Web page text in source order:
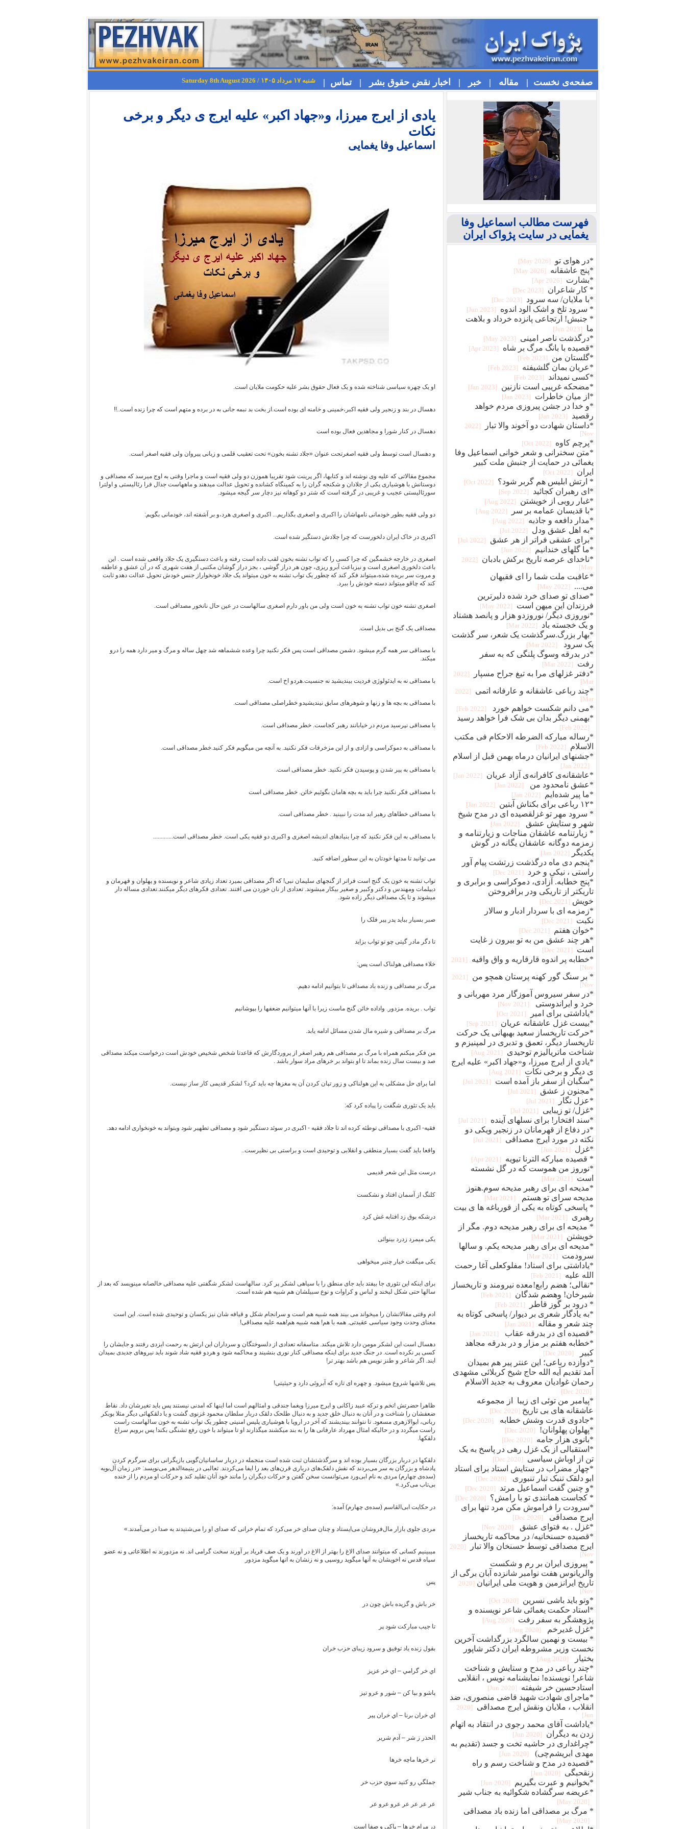
صفحه‌ی نخست | مقاله | خبر | اخبار نقض حقوق بشر | تماس | شنبه ۱۷ مرداد ۱۴۰۵ / Saturday 8th August 2026
یادی از ایرج میرزا، و«جهاد اکبر» علیه ایرج ی دیگر و برخی
نکات
اسماعیل وفا یغمایی
او یک چهره سیاسی شناخته شده و یک فعال حقوق بشر علیه حکومت ملایان است.
دهسال در بند و زنجیر ولی فقیه اکبر،خمینی و خامنه ای بوده است.از بخت بد نبمه جانی به در برده و متهم است که چرا زنده است..!!
دهسال در کنار شورا و مجاهدین فعال بوده است
و دهسال است توسط ولی فقیه اصغرتحت عنوان «جلاد تشنه بخون» تحت تعقیب قلمی و زبانی پیروان ولی فقیه اصغر است.
مجموع مقالاتی که علیه وی نوشته اند و کتابها، اگر پرینت شود تقریبا هموزن دو ولی فقیه است و ماجرا وقتی به اوج میرسد که مصداقی و
دوستانش با هوشیاری یکی از جلادان و شکنجه گران را به کمینگاه کشانده و تحویل عدالت میدهند ‍و ماههاست جدال فرا رئالیستی و اولترا
سورئالیستی عجیب و غریبی در گرفته است که شتر دو کوهانه نیز دچار سر گیجه میشود.
دو ولی فقیه بطور خودمانی نامهاشان را اکبری و اصغری بگذاریم... اکبری و اصغری هرد،و بر آشفته اند، خودمانی بگویم:
اکبری در خاک ایران دلخورست که چرا جلادش دستگیر شده است.
اصغری در خارجه خشمگین که چرا کسی را که تواب تشنه بخون لقب داده است رفته و باعث دستگیری یک جلاد واقعی شده است . این
باعث دلخوری اصغری است و نیزباعث آبرو ریزی، چون هر دراز گوشی ، بجز دراز گوشان مکتبی از هفت شهری که در آن عشق و عاطفه
و مروت سر بریده شده،میتواند فکر کند که چطور یک تواب تشنه به خون میتواند یک جلاد خونخواراز جنس خودش تحویل عدالت دهدو ثابت
کند که چاقو میتواند دسته خودش را ببرد.
اصغری تشنه خون تواب تشنه به خون است ولی من باور دارم اصغری سالهاست در عین حال نانخور مصداقی است.
مصداقی یک گنج بی بدیل است.
با مصداقی سر همه گرم میشود. دشمن مصداقی است پس فکر نکنید چرا وعده ششماهه شد چهل ساله و مرگ و میر دارد همه را درو
میکند.
با مصداقی نه به ایدئولوژی فردیت بیندیشید نه جنسیت.هردو اخ است.
با مصداقی به بچه ها و زنها و شوهرهای سابق نیندیشیدو خطراصلی مصداقی است.
با مصداقی نپرسید مردم در خیابانند رهبر کجاست. خطر مصداقی است.
با مصداقی به دموکراسی و ازادی و از این مزخرفات فکر نکنید. به آنچه من میگویم فکر کنید.خطر مصداقی است.
با مصداقی به پیر شدن و پوسیدن فکر نکنید. خطر مصداقی است.
با مصداقی فکر نکنید چرا باید به بچه هامان بگوئیم خائن. خطر مصداقی است
با مصداقی خطاهای رهبر ابد مدت را نبینید . خطر مصداقی است.
با مصداقی به این فکر نکنید که چرا بنیادهای اندیشه اصغری و اکبری دو فقیه یکی است. خطر مصداقی است.............
می توانید تا مدتها خودتان به این سطور اضافه کنید.
تواب تشنه به خون یک گنج است فراتر از گنجهای سلیمان نبی! که اگر مصداقی بمیرد تعداد زیادی شاعر و نویسنده و پهلوان و قهرمان و
دیپلمات ومهندس و دکتر وکبیر و صغیر بیکار میشوند. تعدادی از نان خوردن می افتند. تعدادی فکرهای دیگر میکنند.تعدادی مساله دار
میشوند و تا یک مصداقی دیگر زاده شود.
صبر بسیار بباید پدر پیر فلک را
تا دگر مادر گیتی چو تو تواب بزاید
خلاء مصداقی هولناک است پس:
مرگ بر مصداقی و زنده باد مصداقی تا بتوانیم ادامه دهیم.
تواب . بریده. مزدور. واداده خائن گنج ماست زیرا با آنها میتوانیم ضعفها را بپوشانیم
مرگ بر مصداقی و شیره مال شدن مسائل ادامه یابد.
من فکر میکنم همراه با مرگ بر مصداقی هم رهبر اصغر از پروردگارش که قاعدتا شخص شخیص خودش است درخواست میکند مصداقی
صد و بیست سال زنده بماند تا او بتواند بر خرهای مراد سوار باشد .
اما برای حل مشکلی به این هولناکی و زور تپان کردن آن به مغزها چه باید کرد؟ لشکر قدیمی کار ساز نیست.
باید یک تئوری شگفت را پیاده کرد که:
فقیه- اکبری با مصداقی توطئه کرده اند تا جلاد فقیه - اکبری در سوئد دستگیر شود و مصداقی تطهیر شود وبتواند به خونخواری ادامه دهد.
واقعا باید گفت بسیار منطقی و انقلابی و توحیدی است و براستی بی نظیرست..
درست مثل این شعر قدیمی
کلنگ از آسمان افتاد و نشکست
درشکه بوق زد افتابه غش کرد
یکی میمرد زدرد بینوائی
یکی میگفت خیار چنبر میخواهی
برای اینکه این تئوری جا بیفتد باید جای منطق را با سیاهی لشکر پر کرد. سالهاست لشکر شگفتی علیه مصداقی خالصانه مینویسد که بعد از
سالها حتی شکل لبخند و لباس و کراوات و نوع سبیلشان هم شبیه هم شده است.
ادم وقتی مقالاتشان را میخواند می بیند همه شبیه هم است و سرانجام شکل و قیافه شان نیز یکسان و توحیدی شده است. این است
معنای وحدت وجود سیاسی عقیدتی. همه با هم! همه شبیه هم!همه علیه مصداقی!
دهسال است این لشکر مومن دارد تلاش میکند. متاسفانه تعدادی از دلسوختگان و سرداران این ارتش به رحمت ایزدی رفتند و جایشان را
کسی پر نکرده است. در جنگ جدید برای اینکه مصداقی کنار نوری بنشیند و محاکمه شود و هردو فقیه شاد شوند باید نیروهای جدیدی بمیدان
ایند. اگر شاعر و طنز نویس هم باشد بهتر تر!
پس تلاشها شروع میشود. و چهره ای تازه که آبروئی دارد و حیثیتی!
ظاهرا حضرتش !تخم و ترکه عبید زاکانی و ایرج میرزا ویغما جندقی و امثالهم است اما اینها که امدنی نیستند پس باید تغیرشان داد. نقاط
ضعفشان را شناخت و در آنان به دنبال خلق جدید و به دنبال طلحک دلقک دربار سلطان محمود غزنوی گشت و یا دلقکهائی دیگر مثلا بوبکر
ربانی، ابوالازهری مسعود. تا نتوانند بیندیشند که آخر در اروپا با هوشیاری پلیس امنیتی چطور یک تواب تشنه به خون سالهاست راست
راست میگردد و در حالیکه امثال مهرداد عارفانی ها را به بند میکشند میگذارند او تا میتواند با خون رفع تشنگی بکند! پس برویم سراغ
دلقکها.
دلقکها در دربار بزرگان بسیار بوده اند و سرگذشتشان ثبت شده است منجمله در دربار ساسانیان‌گویی بازیگرانی برای سرگرم کردن
پادشاه و بزرگان به سر می‌بردند که نقش دلقک‌های درباری قرن‌های بعد را ایفا می‌کردند. ثعالبی در یتیمةالدهر می‌نویسد: «در زمان آل‌بویه
(سده‌ی چهارم) مردی به نام ابی‌ورد می‌توانست سخن گفتن و حرکات دیگران را مانند خود آنان تقلید کند و حرکات او مردم را از خنده
بی‌تاب می‌کرد.»
در حکایت ابی‌القاسم (سده‌ی چهارم) آمده:
مردی جلوی بازار مال‌فروشان می‌ایستاد و چنان صدای خر می‌کرد که تمام خرانی که صدای او را می‌شنیدند به صدا در می‌آمدند.»
میبینیم کسانی که میتوانند صدای الاغ را بهتر از الاغ در اورند و یک صف فریاد بر آورند سخت گرامی اند. نه مزدورند نه اطلاعاتی و نه عضو
سپاه قدس نه اخویشان به آنها میگوید روسپی و نه زنشان به انها میگوید مزدور
پس
خر باش و گزیده باش چون در
تا جیب مبارکت شود پر
بقول زنده یاد توفیق و سرود زیبای حزب خران
اي خر گرامي – اي خر عزيز
پاشو و بپا كن – شور و عرو تيز
اي خران برنا – اي خران پير
الحذر ز شر – آدم شرير
نر خرها ماچه خرها
جملگي رو كنيد سوي حزب خر
عر عر عر عر عرو عرو عر
در مرام خرها – پاكي و صفا است
فهرست مطالب اسماعیل وفا
یغمایی در سایت پژواک ایران
*در هوای تو [2026 May]
*پنج عاشقانه [2026 May]
*بشارت [2026 Apr]
* کار شاعران [2023 Dec]
*با ملایان/ سه سرود [2023 Dec]
* سرود تلخ و اشک الود اندوه [2023 Jun]
* جنبش! ارتجاعی پانزده خرداد و بلاهت
ما
[2023 Jun]
*درگذشت ناصر امینی [2023 May]
*قصیده با بانگ مرگ بر شاه [2023 Apr]
*گلستان من [2023 Feb]
*عریان بمان گلشیفته [2023 Feb]
*کسی نمیداند [2023 Feb]
*مضحکه غریبی است نازنین [2023 Jan]
*از میان خاطرات [2023 Jan]
*و خدا در جشن پیروزی مردم خواهد
رقصید
[2023 Jan]
*داستان شهادت دو آخوند والا تبار
[2022
Nov]
*پرچم کاوه [2022 Oct]
*متن سخنرانی و شعر خوانی اسماعیل وفا
یغمائی در حمایت از جنبش ملت کبیر
ایران
[2022 Oct]
* ارتش ابلیس هم گربر شود؟ [2022 Oct]
*ای رهبران کجائید [2022 Sep]
*غبار روبی از خویشتن [2022 Aug]
*با قدیسان عمامه بر سر [2022 Aug]
*مدار دافعه و جاذبه [2022 Aug]
*به اهل عشق ودل [2022 Jul]
*برای عشقی فراتر از هر عشق [2022 Jul]
*ما گلهای خندانیم [2022 Jun]
*ناخدای عرصه تاریخ برکش بادبان
[2022
May]
*عاقبت ملت شما را ای فقیهان
می....
[2022 May]
*صدای تو صدای خرد شده دلیرترین
فرزندان این میهن است
[2022 May]
*نوروزی دیگر/ نوروزدو هزار و پانصد هشتاد
و یک خجسته باد
[2022 Mar]
*بهار بزرگ.سرگذشت یک شعر، سر گذشت
یک سرود
[2022 Mar]
*در بدرقه وسوگ پلنگی که به سفر
رفت
[2022 Mar]
*دفتر غزلهای مرا به تیغ جراح مسپار
[2022
Mar]
*چند رباعی عاشقانه و عارفانه اتمی
[2022
Mar]
*می دانم شکست خواهم خورد [2022 Feb]
*بهمنی دیگر بدان بی شک فرا خواهد رسید
[2022 Feb]
*رساله مبارکه الضرطه الاحکام فی مکتب
الاسلام
[2022 Feb]
*جشنهای ایرانیان درماه بهمن قبل از اسلام
[2022 Jan]
*عاشقانه‌ی کافرانه‌ی آزاد عریان [2022 Jan]
*عشق نامحدود من [2022 Jan]
*ما پیر شده‌ایم [2022 Jan]
*۱۲ رباعی برای بکتاش آبتین [2022 Jan]
* سرود مهر تو غزلقصیده ای در مدح شیخ
شهر و ستایش عشق
[2022 Jan]
* زیارتنامه عاشقان مناجات و زیارتنامه و
زمزمه دوگانه عاشقان یگانه در گوش
یکدیگر
[2022 Jan]
*پنجم دی ماه درگذشت زرتشت پیام آور
راستی ، نیکی و خرد
[2021 Dec]
*پنج خطابه. آزادی، دموکراسی و برابری و
تاریکتر از تاریکی ودر برافروختن
خویش [2021 Dec]
*زمزمه ای با سردار ادبار و سالار
نکبت
[2021 Dec]
*خوان هفتم [2021 Dec]
*هر چند عشق من به تو بیرون ز غایت
است
[2021 Dec]
*خطابه پر اندوه قارقاریه و واق واقیه
[2021
Nov]
* بر سنگ گور کهنه پرستان همچو من
[2021
Nov]
*در سفر سیروس آموزگار مرد مهربانی و
خرد و ایراندوستی
[2021 Nov]
*یاداشتی برای امیر [2021 Oct]
*بیست غزل عاشقانه عریان [2021 Sep]
*حرکت تاریخساز سعید بهبهانی یک حرکت
تاریخساز دیگر، تعمق و تدبری در لمپنیزم و
شناخت ماتریالیزم توحیدی
[2021 Aug]
*یادی از ایرج میرزا، و«جهاد اکبر» علیه ایرج
ی دیگر و برخی نکات
[2021 Aug]
*سگبان از سفر باز آمده است [2021 Jul]
*مجنون ز عشق [2021 Jul]
*عزل نگار [2021 Jul]
*غزل/ تو زیبایی [2021 Jul]
*سند افتخار! برای نسلهای آینده [2021 Jul]
*در دفاع از قهرمانان در زنجیر ویکی دو
نکته در مورد ایرج مصداقی
[2021 Jul]
*غزل [2021 Jun]
* قصیده مبارکه الترنا تیویه [2021 Apr]
*نوروز من هموست که در گل نشسته
است
[2021 Mar]
*مدیحه ای برای رهبر مدیحه سوم.هنوز
مدیحه سرای تو هستم
[2021 Mar]
* پاسخی کوتاه به یکی از قورباغه ها ی بیت
رهبری
[2021 Mar]
* مدیحه ای برای رهبر مدیحه دوم. مگر از
خویشتن
[2021 Mar]
*مدیحه ای برای رهبر مدیحه یکم. و سالها
سرودمت
[2021 Mar]
*یاداشتی برای استاد! مفلوکعلی آغا رحمت
الله علیه
[2021 Feb]
*نقالی؛ هضم رابع!معده نیرومند و تاریخساز
شیرخان! وهضم شدگان
[2021 Feb]
* درود بر گوز قاطر [2021 Feb]
*به یادگار شعری بر دیوار/ پاسخی کوتاه به
چند شعر و مقاله
[2021 Jan]
*قصیده ای در بدرقه عقاب [2021 Jan]
*خطابه هفتم بر مزار و در بدرقه مجاهد
کبیر
[2020 Dec]
*دوازده رباعی؛ این عنتر پیر هم بمیدان
آمد تقدیم آیه الله حاج شیخ کربلائی مشهدی
رحمان غوادیان معروف به جدید الاسلام
[2020 Dec]
*پیامبر من توئی ای زیبا از مجموعه
عاشقانه های بی تاریخ [2020 Dec]
*جادوی قدرت وشش خطابه [2020 Dec]
*پهلوان پهلوانان! [2020 Dec]
*بانوی هزار جامه [2020 Dec]
*استقبالی از یک غزل رهی در پاسخ به یک
تن از اوباش سیاسی
[2020 Dec]
*چهار مضراب در ستایش استاد برای استاد
ابو دلقک تنبک تبار تنبوری
[2020 Dec]
*و چنین گفت اسماعیل مرتد [2020 Dec]
* کجاست همانندی تو با رامش؟ [2020 Dec]
*سرودت را فراموش مکن مرد تنها برای
ایرج مصداقی
[2020 Dec]
*غزل . به فتوای عشق [2020 Nov]
*قصیده حسنخانیه/ در محاکمه تاریخساز
ایرج مصداقی توسط حسنخان والا تبار
[2020
Nov]
* پیروزی ایران بر رم و شکست
والریانوس هفت نوامبر شانزده آبان برگی از
تاریخ ایرانزمین و هویت ملی ایرانیان
[2020
Nov]
*وتو باید باشی نسرین [2020 Oct]
*استاد حکمت یغمائی شاعر نویسنده و
پژوهشگر به سفر رفت
[2020 Aug]
*غزل غدیرخم [2020 Aug]
* بیست و نهمین سالگرد بزرگداشت آخرین
نخست وزیر مشروطه ایران دکتر شاپور
بختیار
[2020 Aug]
*چند رباعی در مدح و ستایش و شناخت
شاعر! نویسنده! نمایشنامه نویس ، انقلابی
استادحسین خر شیفته
[2020 Jun]
*ماجرای شهادت شهید قاضی منصوری، ضد
انقلاب ، ملایان ونقش ایرج مصداقی
[2020
Jun]
*یاداشت آقای محمد رجوی در انتقاد به اتهام
زدن به دیگران
[2020 Jun]
*چراغداری در حاشیه تخت و جسد (تقدیم به
مهدی ابریشم‌چی)
[2020 Jun]
*قصیده در مدح و شناخت رسم و راه
زنقحبگی
[2020 Jun]
*بخوانیم و عبرت بگیریم [2020 Jun]
*عریضه سرگشاده شکوائیه به جناب شیر
[2020 May]
* مرگ بر مصداقی اما زنده باد مصداقی
[2020 May]